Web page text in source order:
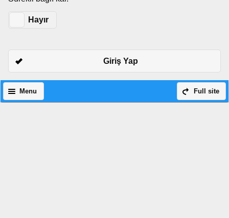
Hayır
Giriş Yap
Full site
Menu